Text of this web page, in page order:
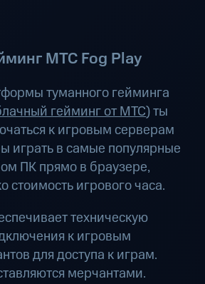
МТС Fog Play
туманного гейминга
гейминг от МТС) ты
к игровым серверам
играть в самые популярные
ПК прямо в браузере,
стоимость игрового часа.
техническую
к игровым
для доступа к играм.
мерчантами.